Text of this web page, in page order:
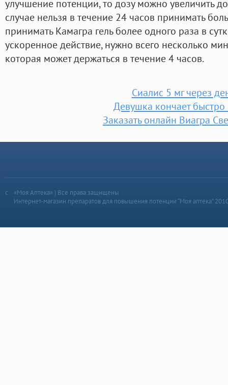
улучшение потенции, то дозу можно увеличить
случае нельзя в течение 24 часов принимать
принимать Камагра гель более одного раза в
ускоренное действие, нужно всего несколько
которая может держаться в течение 4 часов.
Сиалис 5 мг через
Девушка кончает быстро
Заказать онлайн Виагра
«Моя Аптека» | Все права защищены
Интернет-магазин препаратов для повышения потенции “Моя аптека”